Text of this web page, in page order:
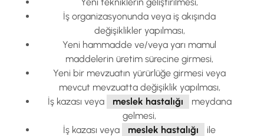
İş organizasyonunda veya iş akışında
değişiklikler yapılması,
Yeni hammadde ve/veya yarı mamul
maddelerin üretim sürecine girmesi,
Yeni bir mevzuatın yürürlüğe girmesi veya
mevcut mevzuatta değişiklik yapılması,
İş kazası veya
meslek hastalığı
meydana
gelmesi,
İş kazası veya
meslek hastalığı
ile